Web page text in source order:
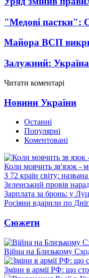
"Медові пастки":
Майора ВСП
Залужний:
Читати коментарі
Новини України
Останні
Популярні
Коментовані
Коли мовчить зв'язок -
З 72 країн світу:
Зеленський провів
Зарплата за бронь: у
Росіяни вдарили по
Сюжети
Війна на Близькому
Зміни в армії РФ: що